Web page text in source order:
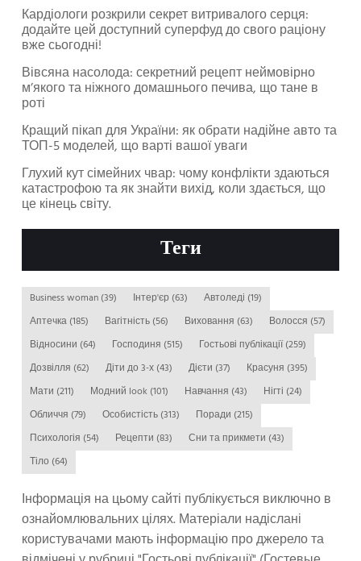
Кардіологи розкрили секрет витривалого серця:
додайте цей доступний суперфуд до свого раціону
вже сьогодні!
Вівсяна насолода: секретний рецепт неймовірно
м’якого та ніжного домашнього печива, що тане в
роті
Кращий пікап для України: як обрати надійне авто та
ТОП-5 моделей, що варті вашої уваги
Глухий кут сімейних чвар: чому конфлікти здаються
катастрофою та як знайти вихід, коли здається, що
це кінець світу.
Теги
Business woman (39) Інтер'єр (63) Автоледі (19)
Аптечка (185) Вагітність (56) Виховання (63) Волосся (57)
Відносини (64) Господиня (515) Гостьові публікації(259)
Дозвілля (62) Діти до 3-х (43) Дієти (37) Красуня (395)
Мати (211) Модний look (101) Навчання (43) Нігті (24)
Обличчя (79) Особистість (313) Поради (215)
Психологія (54) Рецепти (83) Сни та прикмети (43)
Тіло (64)
Інформація на цьому сайті публікується виключно в
ознайомлювальних цілях. Матеріали надіслані
користувачами мають інформацію про джерело та